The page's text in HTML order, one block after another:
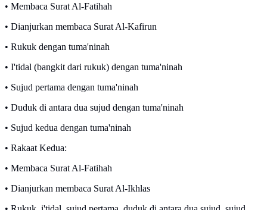
• Membaca Surat Al-Fatihah
• Dianjurkan membaca Surat Al-Kafirun
• Rukuk dengan tuma'ninah
• I'tidal (bangkit dari rukuk) dengan tuma'ninah
• Sujud pertama dengan tuma'ninah
• Duduk di antara dua sujud dengan tuma'ninah
• Sujud kedua dengan tuma'ninah
• Rakaat Kedua:
• Membaca Surat Al-Fatihah
• Dianjurkan membaca Surat Al-Ikhlas